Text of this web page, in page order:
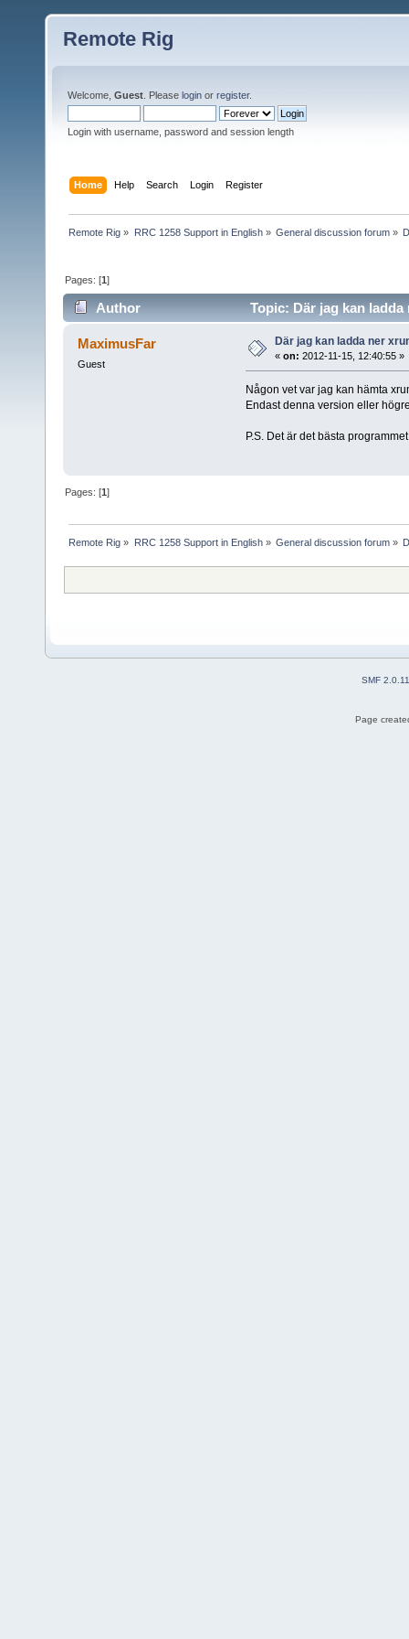
Remote Rig
Welcome, Guest . Please login or register.
Login with username, password and session length
Home Help Search Login Register
Remote Rig » RRC 1258 Support in English» General discussion forum»
Pages: [1]
Author Topic: Där jag kan
MaximusFar
Guest
Där jag kan ladda ner
« on: 2012-11-15, 12:40:55 »
Någon vet var jag kan hämta
Endast denna version eller
P.S. Det är det bästa
Pages: [1]
Remote Rig » RRC 1258 Support in English» General discussion forum»
SMF 2.0.11
Page